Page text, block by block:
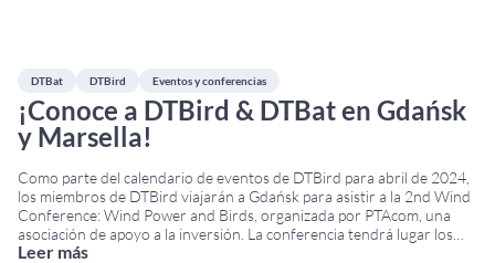
DTBat DTBird Eventos y conferencias
¡Conoce a DTBird & DTBat en Gdańsk
y Marsella!
Como parte del calendario de eventos de DTBird para abril de 2024,
los miembros de DTBird viajarán a Gdańsk para asistir a la 2nd Wind
Conference: Wind Power and Birds, organizada por PTAcom, una
asociación de apoyo a la inversión. La conferencia tendrá lugar los
días 18 y 19 de abril en el Hotel Almond
Leer más